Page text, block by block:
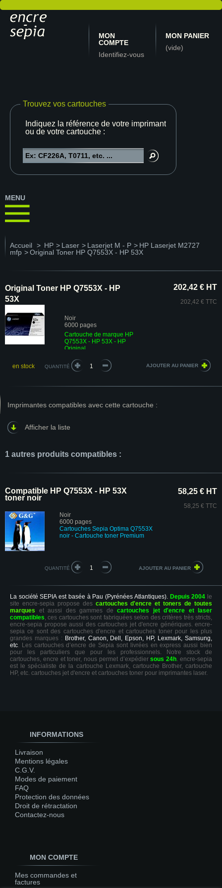
MON
COMPTE
Identifiez-vous
MON PANIER
(vide)
Trouvez vos cartouches
Indiquez la référence de votre imprimante
ou de votre cartouche :
MENU
Accueil > HP > Laser > Laserjet M - P > HP Laserjet M2727
mfp >Original Toner HP Q7553X - HP 53X
Original Toner HP Q7553X - HP
53X
Noir
6000 pages
Cartouche de marque HP
Q7553X - HP 53X - HP
Original
202,42 € HT
202,42 € TTC
en stock QUANTITÉ
Imprimantes compatibles avec cette cartouche :
Afficher la liste
1 autres produits compatibles :
Compatible HP Q7553X - HP 53X
toner noir
Noir
6000 pages
Cartouches Sepia Optima Q7553X
noir - Cartouche toner Premium
58,25 € HT
58,25 € TTC
QUANTITÉ
La société SEPIA est basée à Pau (Pyrénées Atlantiques). Depuis 2004 le
site encre-sepia propose des cartouches d'encre et toners de toutes
marques et aussi des gammes de cartouches jet d'encre et laser
compatibles, ces cartouches sont fabriquées selon des critères très stricts,
encre-sepia propose aussi des cartouches jet d'encre génériques. encre-
sepia ce sont des cartouches d'encre et cartouches toner pour les plus
grandes marques : Brother, Canon, Dell, Epson, HP, Lexmark, Samsung,
etc. Les cartouches d’encre de Sepia sont livrées en express aussi bien
pour les particuliers que pour les professionnels. Notre stock de
cartouches, encre et toner, nous permet d’expédiersous 24h. encre-sepia
est le spécialiste de la cartouche Lexmark, cartouche Brother, cartouche
HP, etc. cartouches jet d'encre et cartouches toner pour imprimantes laser.
INFORMATIONS
Livraison
Mentions légales
C.G.V.
Modes de paiement
FAQ
Protection des données
Droit de rétractation
Contactez-nous
MON COMPTE
Mes commandes et
factures